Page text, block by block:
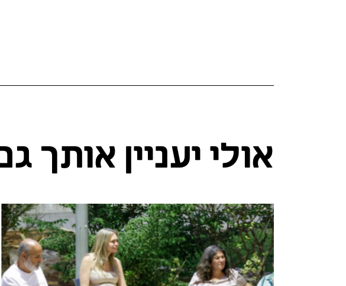
אולי יעניין אותך